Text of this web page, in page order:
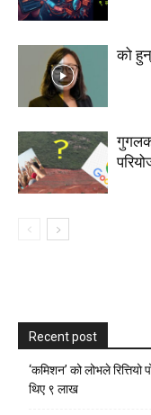
को
Recent post
‘कमिशन’ को लोभले
थिए ९ लाख